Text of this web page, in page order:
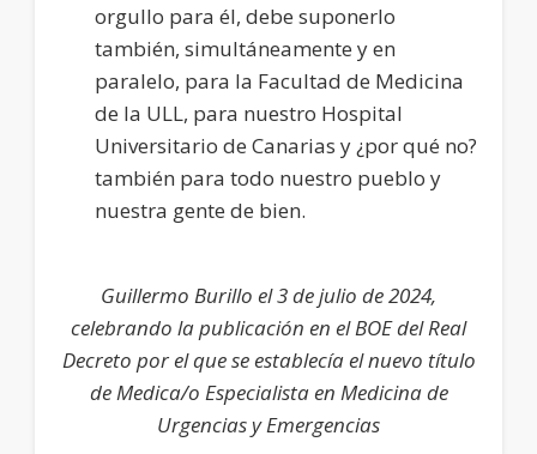
orgullo para él, debe suponerlo
también, simultáneamente y en
paralelo, para la Facultad de Medicina
de la ULL, para nuestro Hospital
Universitario de Canarias y ¿por qué no?
también para todo nuestro pueblo y
nuestra gente de bien.
Guillermo Burillo el 3 de julio de 2024,
celebrando la publicación en el BOE del Real
Decreto por el que se establecía el nuevo título
de Medica/o Especialista en Medicina de
Urgencias y Emergencias